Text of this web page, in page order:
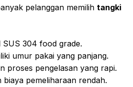
pelanggan memilih tangki
SUS 304 food grade.
umur pakai yang panjang.
proses pengelasan yang rapi.
biaya pemeliharaan rendah.